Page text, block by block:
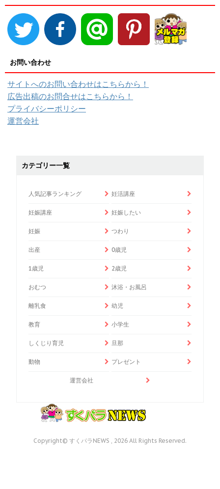
お問い合わせ
サイトへのお問い合わせはこちらから！
広告出稿のお問合せはこちらから！
プライバシーポリシー
運営会社
カテゴリー一覧
人気記事ランキング 妊活講座
妊娠講座 妊娠したい
妊娠 つわり
出産 0歳児
1歳児 2歳児
おむつ 沐浴・お風呂
離乳食 幼児
教育 小学生
しくじり育児 旦那
動物 プレゼント
運営会社
Copyright© すくパラNEWS , 2026 All Rights Reserved.